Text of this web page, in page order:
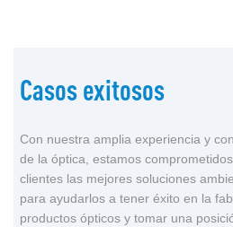
Casos exitosos
Con nuestra amplia experiencia y
de la óptica, estamos
clientes las mejores soluciones
para ayudarlos a tener éxito en la
productos ópticos y tomar una